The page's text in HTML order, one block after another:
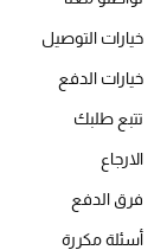
حقائب رجالية
حقائب الأطفال
أبرز المصممين
خيارات التوصيل
خيارات الدفع
تتبع طلبك
الارجاع
فرق الدفع
أسئلة مكررة